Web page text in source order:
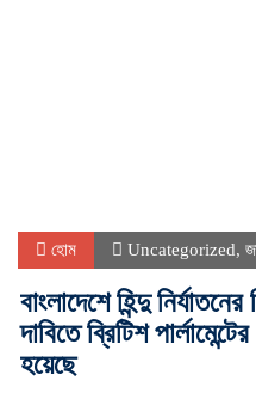
হোম Uncategorized,
বাংলাদেশে হিন্দু
দাবিতে ব্রিটিশ
হয়েছে